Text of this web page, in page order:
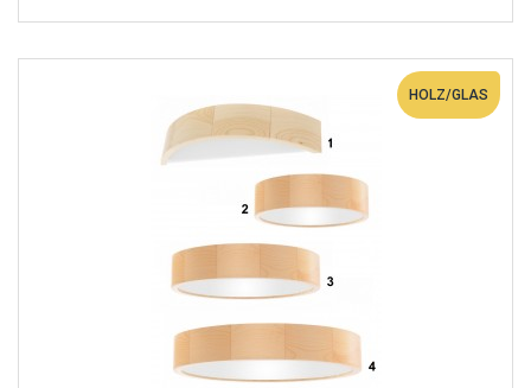
HOLZ/GLAS